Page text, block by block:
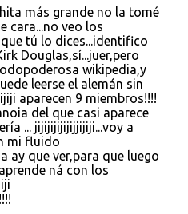
más grande no la tomé
cara...no veo los
tú lo dices...identifico
Douglas,sí...juer,pero
wikipedia,y
leerse el alemán sin
aparecen 9 miembros!!!!
del que casi aparece
... jijijijijijijjijiji...voy a
mi fluido
ay que ver,para que luego
ná con los